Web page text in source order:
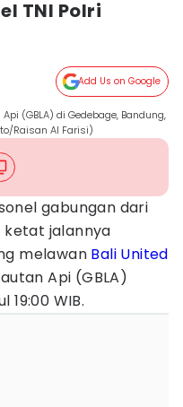
TNI Polri
Add Us on Google
(GBLA) di Gedebage, Bandung,
Raisan Al Farisi)
gabungan dari
ketat jalannya
melawan Bali United
Api (GBLA)
WIB.